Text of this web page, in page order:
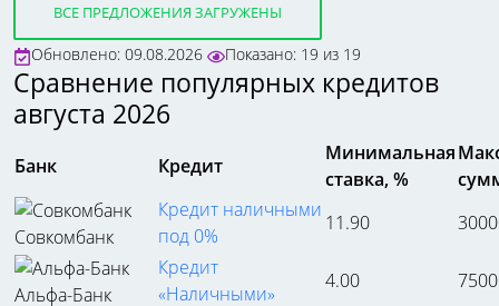
ВСЕ ПРЕДЛОЖЕНИЯ ЗАГРУЖЕНЫ
Обновлено: 09.08.2026 Показано: 19 из 19
Сравнение популярных кредитов
августа 2026
Банк Кредит
Минимальная
ставка, %
Совкомбанк
Кредит наличными
под 0%
11.90
Альфа-Банк
Кредит
«Наличными»
4.00